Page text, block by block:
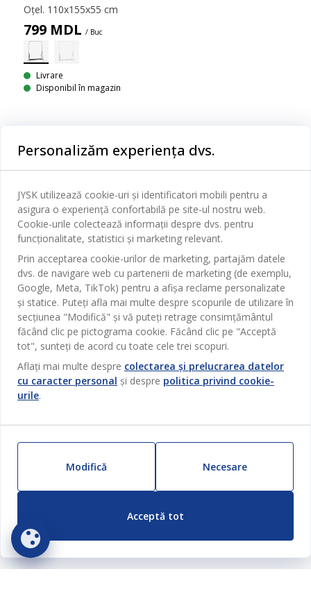
Oțel. 110x155x55 cm
799 MDL / Buc
Livrare
Disponibil în magazin
Categorii
Dormitor
Baie
Birou
Sufragerie
Bucătărie
Depozitare
Perdele
Grădină
Serviciul clienți
Contact Relații Clienți
Magazine și program
Broșură
Termeni si conditii vânzări online
Garantia prețului
Garanția Produselor
Politica de confidentialitate
Card cadou
Reclamații
Setări Cookie-uri
JYSK
Despre JYSK
JYSK.com
Presă
Locuri de muncă
Newsletter
JYSK BUSINESS TO BUSINESS
Sustenabilitate
SEDIU CENTRAL
TAROL-DD S.R.L. str. Jubiliara, 41A mun. Chișinău, Republica
Moldova
JYSK BUSINESS TO BUSINESS
Vânzări și relații clienți persoane juridice
E-mail: jysk@jysk.md
JYSK RELAȚII CLIENȚI
Contact Relații Clienți
Telefon: 022 022 030
E-mail: support@jysk.md
Urmărește Jysk
Personalizăm experiența dvs.
JYSK utilizează cookie-uri și identificatori mobili pentru a
asigura o experiență confortabilă pe site-ul nostru web.
Cookie-urile colectează informații despre dvs. pentru
funcționalitate, statistici și marketing relevant.
Prin acceptarea cookie-urilor de marketing, partajăm datele
dvs. de navigare web cu partenerii de marketing (de exemplu,
Google, Meta, TikTok) pentru a afișa reclame personalizate
și statice. Puteți afla mai multe despre scopurile de utilizare în
secțiunea "Modifică" și vă puteți retrage consimțământul
făcând clic pe pictograma cookie. Făcând clic pe "Acceptă
tot", sunteți de acord cu toate cele trei scopuri.
Aflați mai multe despre colectarea și prelucrarea datelor
cu caracter personal și despre politica privind cookie-
urile.
Modifică Necesare
Acceptă tot